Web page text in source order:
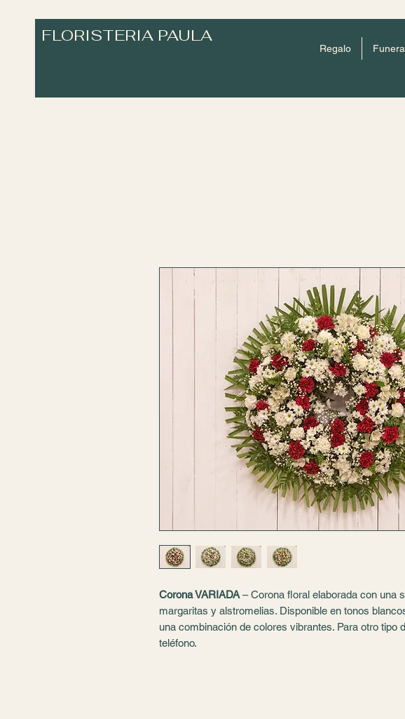
FLORISTERIA PAULA
Regalo
Corona VARIADA – Corona floral elaborada con una
margaritas y alstromelias. Disponible en tonos
una combinación de colores vibrantes. Para otro tipo
teléfono.